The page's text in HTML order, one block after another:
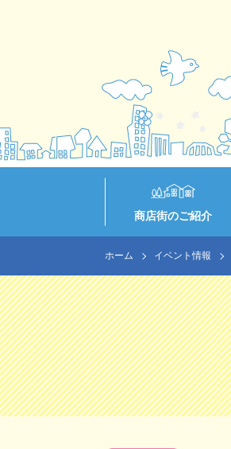
商店街のご紹介
ホーム イベント情報